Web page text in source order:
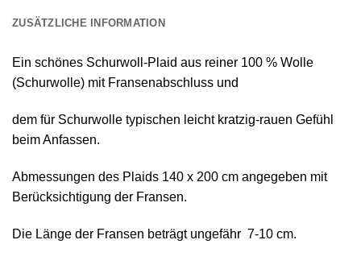
ZUSÄTZLICHE INFORMATION
Ein schönes Schurwoll-Plaid aus reiner 100 % Wolle
(Schurwolle) mit Fransenabschluss und
dem für Schurwolle typischen leicht kratzig-rauen Gefühl
beim Anfassen.
Abmessungen des Plaids 140 х 200 cm angegeben mit
Berücksichtigung der Fransen.
Die Länge der Fransen beträgt ungefähr 7-10 cm.